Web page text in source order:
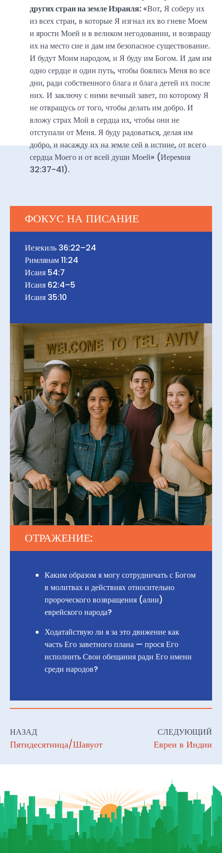
других стран на земле Израиля: «Вот, Я соберу их
из всех стран, в которые Я изгнал их во гневе Моем
и ярости Моей и в великом негодовании, и возвращу
их на место сие и дам им безопасное существование.
И будут Моим народом, и Я буду им Богом. И дам им
одно сердце и один путь, чтобы боялись Меня во все
дни, ради собственного блага и блага детей их после
них. И заключу с ними вечный завет, по которому Я
не отвращусь от того, чтобы делать им добро. И
вложу страх Мой в сердца их, чтобы они не
отступали от Меня. Я буду радоваться, делая им
добро, и насажду их на земле сей в истине, от всего
сердца Моего и от всей души Моей» (Иеремия
32:37-41).
ФОКУС НА ПИСАНИЕ
Иезекиль 36:22–24
Римлянам 11:24
Исаия 54:7
Исаия 62:4–5
Исаия 35:10
ОТРАЖЕНИЕ:
Каким образом я могу сотрудничать с Богом
в молитвах и действиях относительно
пророческого возвращения (алии)
еврейского народа?
Ходатайствую ли я за это движение как
часть Его заветного плана — прося Его
исполнить Свои обещания ради Его имени
среди народов?
НАЗАД
Пятидесятница/Шавуот
СЛЕДУЮЩИЙ
Евреи в Индии